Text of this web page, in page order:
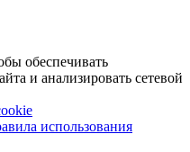
обеспечивать
и анализировать сетевой
использования